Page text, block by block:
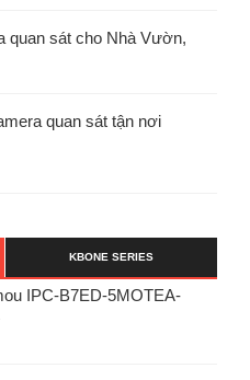
quan sát cho Nhà Vườn,
quan sát tận nơi
KBONE SERIES
IPC-B7ED-5MOTEA-